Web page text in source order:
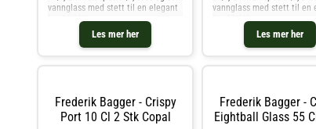
Les mer her
vannglass med stett til en elegant
borddekking.
Les mer her
vannglass med stett til en
borddekking.
Frederik Bagger - Crispy
Port 10 Cl 2 Stk Copal
Frederik Bagger -
Eightball Glass 55